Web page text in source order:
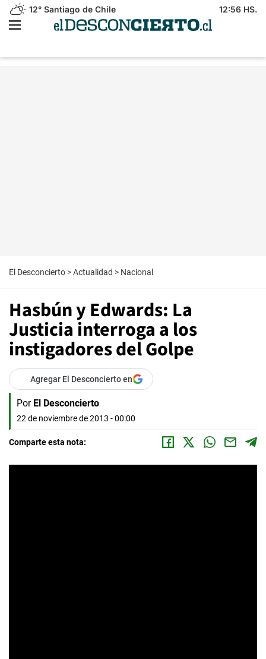
12° Santiago de Chile 12:56 HS.
El Desconcierto >Actualidad > Nacional
Hasbún y Edwards: La
Justicia interroga a los
instigadores del Golpe
Agregar El Desconcierto en
Por El Desconcierto
22 de noviembre de 2013 - 00:00
Comparte esta nota: